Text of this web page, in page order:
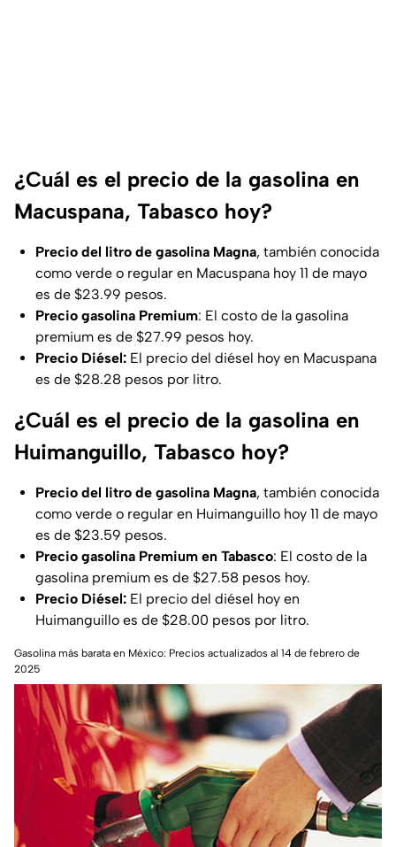
¿Cuál es el precio de la gasolina en
Macuspana, Tabasco hoy?
Precio del litro de gasolina Magna, también conocida
como verde o regular en Macuspana hoy 11 de mayo
es de $23.99 pesos.
Precio gasolina Premium: El costo de la gasolina
premium es de $27.99 pesos hoy.
Precio Diésel: El precio del diésel hoy en Macuspana
es de $28.28 pesos por litro.
¿Cuál es el precio de la gasolina en
Huimanguillo, Tabasco hoy?
Precio del litro de gasolina Magna, también conocida
como verde o regular en Huimanguillo hoy 11 de mayo
es de $23.59 pesos.
Precio gasolina Premium en Tabasco: El costo de la
gasolina premium es de $27.58 pesos hoy.
Precio Diésel: El precio del diésel hoy en
Huimanguillo es de $28.00 pesos por litro.
Gasolina más barata en México: Precios actualizados al 14 de febrero de
2025